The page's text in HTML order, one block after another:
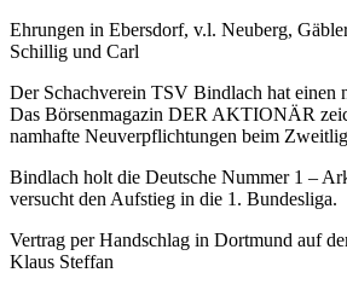
Ehrungen in Ebersdorf, v.l. Neuberg,
Schillig und Carl
Der Schachverein TSV Bindlach hat einen
Das Börsenmagazin DER AKTIONÄR
namhafte Neuverpflichtungen beim
Bindlach holt die Deutsche Nummer 1 –
versucht den Aufstieg in die 1. Bundesliga.
Vertrag per Handschlag in Dortmund auf
Klaus Steffan